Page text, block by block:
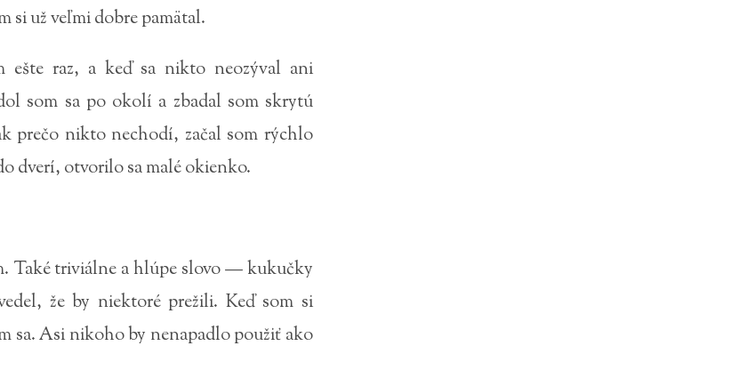
si už veľmi dobre pamätal.
ešte raz, a keď sa nikto neozýval ani
som sa po okolí a zbadal som skrytú
prečo nikto nechodí, začal som rýchlo
dverí, otvorilo sa malé okienko.
Také triviálne a hlúpe slovo — kukučky
že by niektoré prežili. Keď som si
sa. Asi nikoho by nenapadlo použiť ako